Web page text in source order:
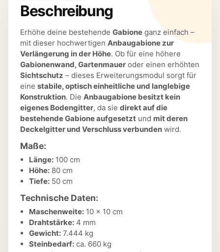
Beschreibung
Erhöhe deine bestehende Gabione ganz einfach –
mit dieser hochwertigen Anbaugabione zur
Verlängerung in der Höhe. Ob für eine höhere
Gabionenwand, Gartenmauer oder einen erhöhten
Sichtschutz – dieses Erweiterungsmodul sorgt für
eine stabile, optisch einheitliche und langlebige
Konstruktion. Die Anbaugabione besitzt kein
eigenes Bodengitter, da sie direkt auf die
bestehende Gabione aufgesetzt und mit deren
Deckelgitter und Verschluss verbunden wird.
Maße:
Länge: 100 cm
Höhe: 80 cm
Tiefe: 50 cm
Technische Daten:
Maschenweite: 10 x 10 cm
Drahtstärke: 4 mm
Gewicht: 7.444 kg
Steinbedarf: ca. 660 kg